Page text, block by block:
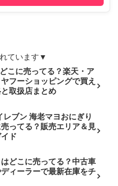
ています▼
こに売ってる？楽天・ア
フーショッピングで買え
取扱店まとめ
レブン 海老マヨおにぎり
ってる？販売エリア＆見
ド
どこに売ってる？中古車
ィーラーで最新在庫をチ